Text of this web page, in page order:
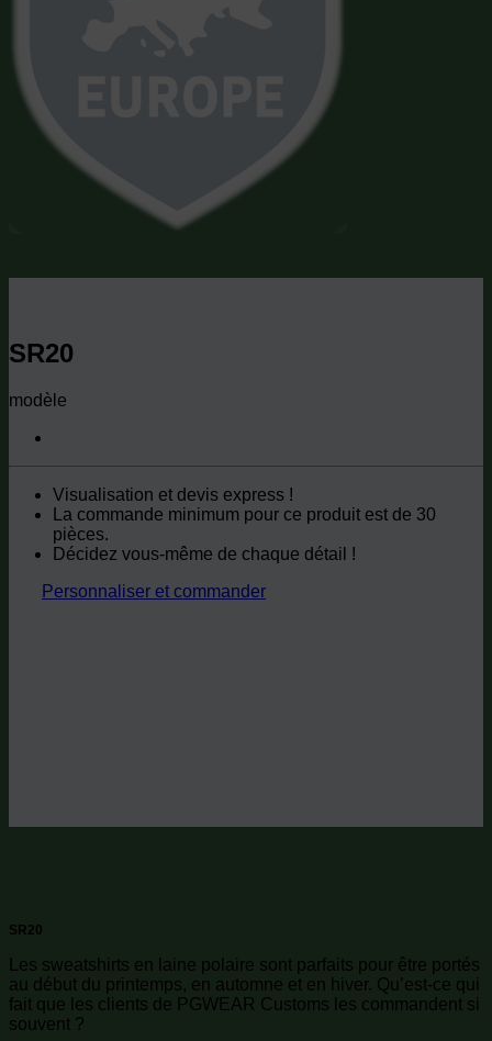
SR20
modèle
Visualisation et devis express !
La commande minimum pour ce produit est de 30
pièces.
Décidez vous-même de chaque détail !
Personnaliser et commander
SR20
Les sweatshirts en laine polaire sont parfaits pour être portés
au début du printemps, en automne et en hiver. Qu’est-ce qui
fait que les clients de PGWEAR Customs les commandent si
souvent ?